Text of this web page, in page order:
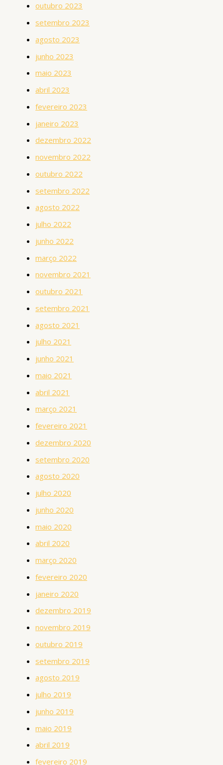
outubro 2023
setembro 2023
agosto 2023
junho 2023
maio 2023
abril 2023
fevereiro 2023
janeiro 2023
dezembro 2022
novembro 2022
outubro 2022
setembro 2022
agosto 2022
julho 2022
junho 2022
março 2022
novembro 2021
outubro 2021
setembro 2021
agosto 2021
julho 2021
junho 2021
maio 2021
abril 2021
março 2021
fevereiro 2021
dezembro 2020
setembro 2020
agosto 2020
julho 2020
junho 2020
maio 2020
abril 2020
março 2020
fevereiro 2020
janeiro 2020
dezembro 2019
novembro 2019
outubro 2019
setembro 2019
agosto 2019
julho 2019
junho 2019
maio 2019
abril 2019
fevereiro 2019